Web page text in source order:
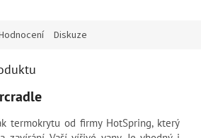
Diskuze
termokrytu od firmy HotSpring, který